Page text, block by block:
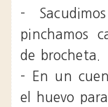
-
pinchamos
de brocheta.
- En un
el huevo